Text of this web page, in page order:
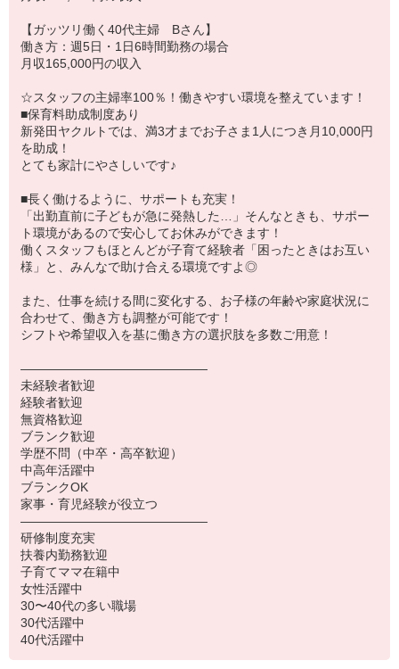
【ガッツリ働く40代主婦 Bさん】
働き方：週5日・1日6時間勤務の場合
月収165,000円の収入
☆スタッフの主婦率100％！働きやすい環境を整えています！
■保育料助成制度あり
新発田ヤクルトでは、満3才までお子さま1人につき月10,000円
を助成！
とても家計にやさしいです♪
■長く働けるように、サポートも充実！
「出勤直前に子どもが急に発熱した…」そんなときも、サポー
ト環境があるので安心してお休みができます！
働くスタッフもほとんどが子育て経験者「困ったときはお互い
様」と、みんなで助け合える環境ですよ◎
また、仕事を続ける間に変化する、お子様の年齢や家庭状況に
合わせて、働き方も調整が可能です！
シフトや希望収入を基に働き方の選択肢を多数ご用意！
―――――――――――――――
未経験者歓迎
経験者歓迎
無資格歓迎
ブランク歓迎
学歴不問（中卒・高卒歓迎）
中高年活躍中
ブランクOK
家事・育児経験が役立つ
―――――――――――――――
研修制度充実
扶養内勤務歓迎
子育てママ在籍中
女性活躍中
30〜40代の多い職場
30代活躍中
40代活躍中